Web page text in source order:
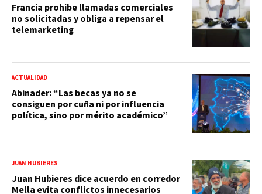
Francia prohibe llamadas comerciales
no solicitadas y obliga a repensar el
telemarketing
ACTUALIDAD
Abinader: “Las becas ya no se
consiguen por cuña ni por influencia
política, sino por mérito académico”
JUAN HUBIERES
Juan Hubieres dice acuerdo en corredor
Mella evita conflictos innecesarios